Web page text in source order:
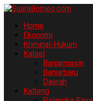
Home
Ekonomi
Kriminal-Hukum
Kalsel
Banjarmasin
Banjarbaru
Daerah
Kalteng